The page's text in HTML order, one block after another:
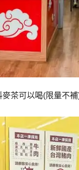
茶可以喝(限量不